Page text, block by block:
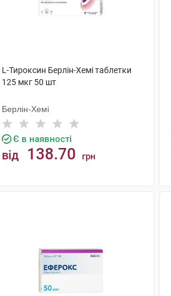
L-Тироксин Берлін-Хемі таблетки
125 мкг 50 шт
Берлін-Хемі
Є в наявності
від 138.70 грн